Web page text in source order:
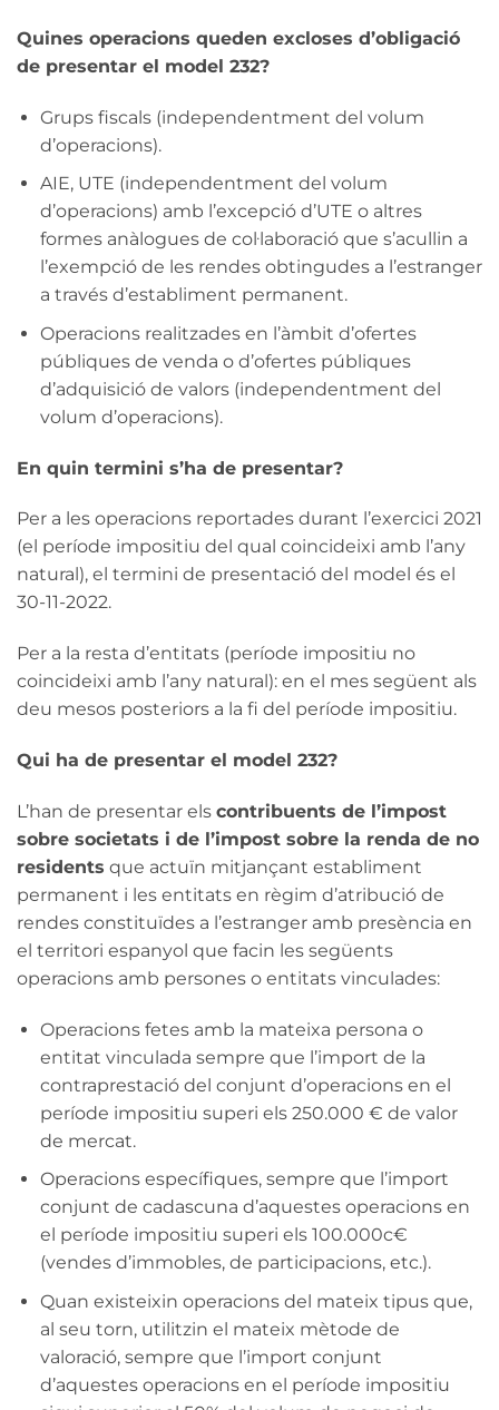
Quines operacions queden excloses d’obligació
de presentar el model 232?
Grups fiscals (independentment del volum
d’operacions).
AIE, UTE (independentment del volum
d’operacions) amb l’excepció d’UTE o altres
formes anàlogues de col·laboració que s’acullin a
l’exempció de les rendes obtingudes a l’estranger
a través d’establiment permanent.
Operacions realitzades en l’àmbit d’ofertes
públiques de venda o d’ofertes públiques
d’adquisició de valors (independentment del
volum d’operacions).
En quin termini s’ha de presentar?
Per a les operacions reportades durant l’exercici 2021
(el període impositiu del qual coincideixi amb l’any
natural), el termini de presentació del model és el
30-11-2022.
Per a la resta d’entitats (període impositiu no
coincideixi amb l’any natural): en el mes següent als
deu mesos posteriors a la fi del període impositiu.
Qui ha de presentar el model 232?
L’han de presentar els contribuents de l’impost
sobre societats i de l’impost sobre la renda de no
residents que actuïn mitjançant establiment
permanent i les entitats en règim d’atribució de
rendes constituïdes a l’estranger amb presència en
el territori espanyol que facin les següents
operacions amb persones o entitats vinculades:
Operacions fetes amb la mateixa persona o
entitat vinculada sempre que l’import de la
contraprestació del conjunt d’operacions en el
període impositiu superi els 250.000 € de valor
de mercat.
Operacions específiques, sempre que l’import
conjunt de cadascuna d’aquestes operacions en
el període impositiu superi els 100.000c€
(vendes d’immobles, de participacions, etc.).
Quan existeixin operacions del mateix tipus que,
al seu torn, utilitzin el mateix mètode de
valoració, sempre que l’import conjunt
d’aquestes operacions en el període impositiu